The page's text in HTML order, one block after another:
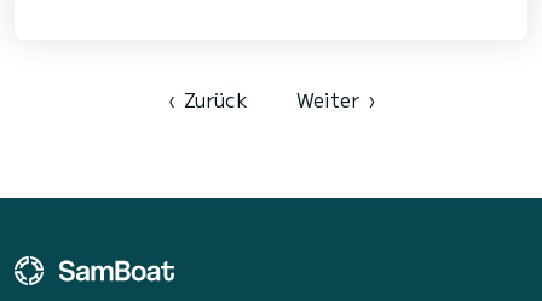
ob Sie von feinem weißen
Sand oder von
‹ Zurück Weiter ›